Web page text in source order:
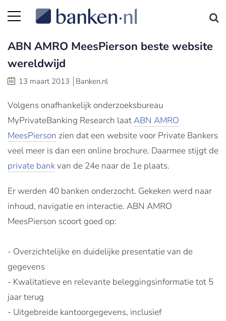
ABN AMRO MeesPierson beste website
wereldwijd
13 maart 2013 Banken.nl
Volgens onafhankelijk onderzoeksbureau
MyPrivateBanking Research laatABN AMRO
MeesPierson zien dat een website voor Private Bankers
veel meer is dan een online brochure. Daarmee stijgt de
private bankvan de 24e naar de 1e plaats.
Er werden 40 banken onderzocht. Gekeken werd naar
inhoud, navigatie en interactie. ABN AMRO
MeesPierson scoort goed op:
- Overzichtelijke en duidelijke presentatie van de
gegevens
- Kwalitatieve en relevante beleggingsinformatie tot 5
jaar terug
- Uitgebreide kantoorgegevens, inclusief